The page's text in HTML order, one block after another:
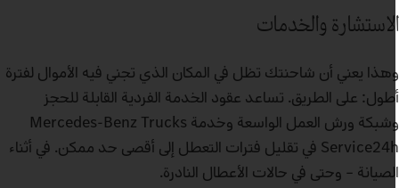
والخدمات
يعني أن شاحنتك تظل في المكان الذي تجني فيه الأموال لفترة
على الطريق. تساعد عقود الخدمة الفردية القابلة للحجز
وشبكة ورش العمل الواسعة وخدمة Mercedes-Benz Trucks
Service24h في تقليل فترات التعطل إلى أقصى حد ممكن. في أثناء
– وحتى في حالات الأعطال النادرة.